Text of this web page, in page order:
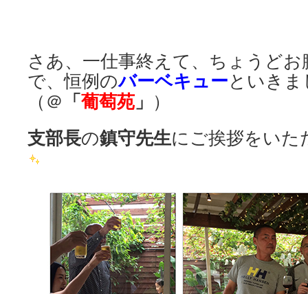
さあ、一仕事終えて、ちょうど
で、恒例のバーベキューといき
（＠ 「葡萄苑」 ）
支部長の鎮守先生にご挨拶をいた